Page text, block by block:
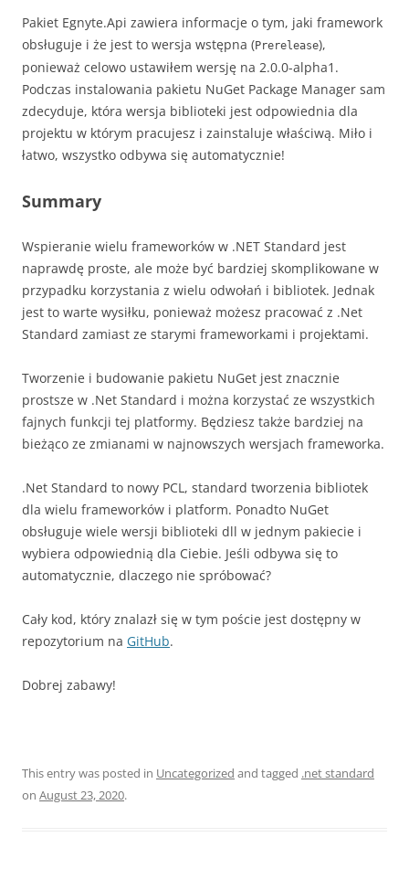
Pakiet Egnyte.Api zawiera informacje o tym, jaki framework
obsługuje i że jest to wersja wstępna (Prerelease),
ponieważ celowo ustawiłem wersję na 2.0.0-alpha1.
Podczas instalowania pakietu NuGet Package Manager sam
zdecyduje, która wersja biblioteki jest odpowiednia dla
projektu w którym pracujesz i zainstaluje właściwą. Miło i
łatwo, wszystko odbywa się automatycznie!
Summary
Wspieranie wielu frameworków w .NET Standard jest
naprawdę proste, ale może być bardziej skomplikowane w
przypadku korzystania z wielu odwołań i bibliotek. Jednak
jest to warte wysiłku, ponieważ możesz pracować z .Net
Standard zamiast ze starymi frameworkami i projektami.
Tworzenie i budowanie pakietu NuGet jest znacznie
prostsze w .Net Standard i można korzystać ze wszystkich
fajnych funkcji tej platformy. Będziesz także bardziej na
bieżąco ze zmianami w najnowszych wersjach frameworka.
.Net Standard to nowy PCL, standard tworzenia bibliotek
dla wielu frameworków i platform. Ponadto NuGet
obsługuje wiele wersji biblioteki dll w jednym pakiecie i
wybiera odpowiednią dla Ciebie. Jeśli odbywa się to
automatycznie, dlaczego nie spróbować?
Cały kod, który znalazł się w tym poście jest dostępny w
repozytorium na GitHub.
Dobrej zabawy!
This entry was posted in Uncategorized and tagged .net standard
on August 23, 2020.